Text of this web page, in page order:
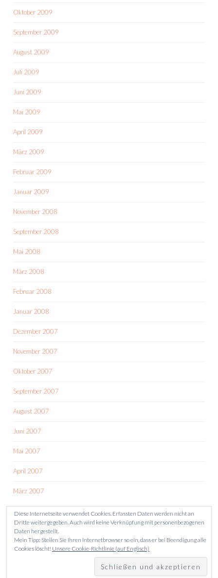
Oktober 2009
September 2009
August 2009
Juli 2009
Juni 2009
Mai 2009
April 2009
März 2009
Februar 2009
Januar 2009
November 2008
September 2008
Mai 2008
März 2008
Februar 2008
Januar 2008
Dezember 2007
November 2007
Oktober 2007
September 2007
August 2007
Juni 2007
Mai 2007
April 2007
März 2007
STOLZ PRÄSENTIERT VON WORDPRESS
THEME: SKETCH VON WORDPRESS.COM.
Diese Internetseite verwendet Cookies. Erfassten Daten werden nicht an
Dritte weitergegeben. Auch wird keine Verknüpfung mit personenbezogenen
Daten hergestellt.
Mein Tipp: Stellen Sie Ihren Internetbrowser so ein, dass er bei Beendigung alle
Cookies löscht! Unsere Cookie-Richtlinie (auf Englisch)